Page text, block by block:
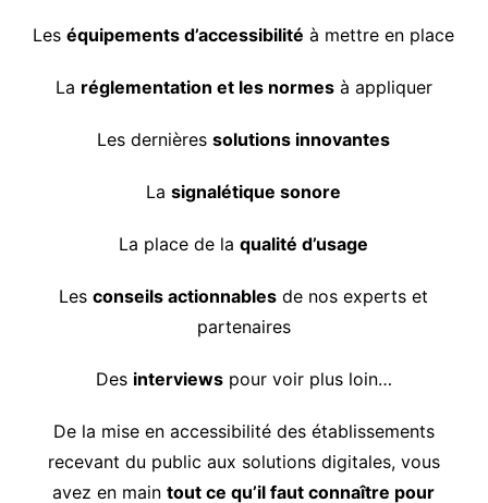
Leséquipements d’accessibilité à mettre en place
La réglementation et les normesà appliquer
Les dernièressolutions innovantes
Lasignalétique sonore
La place de laqualité d’usage
Lesconseils actionnables de nos experts et
partenaires
Des interviewspour voir plus loin…
De la mise en accessibilité des établissements
recevant du public aux solutions digitales, vous
avez en maintout ce qu’il faut connaître pour